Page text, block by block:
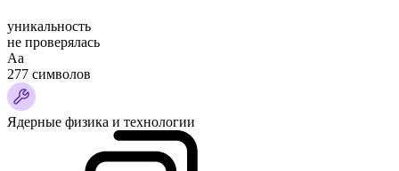
уникальность
не проверялась
Аа
277 символов
Ядерные физика и технологии